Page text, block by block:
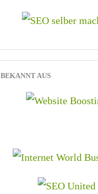
BEKANNT AUS